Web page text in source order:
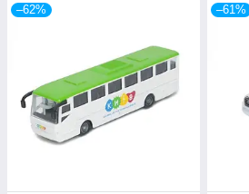
–62% –61%